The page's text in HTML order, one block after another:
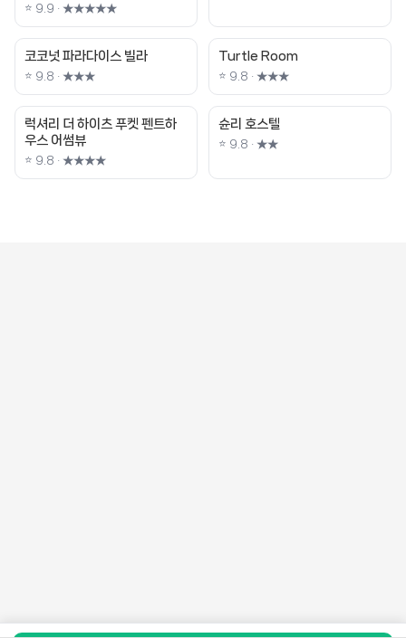
⭐ 9.9 · ★★★★★
코코넛 파라다이스 빌라
⭐ 9.8 · ★★★
Turtle Room
⭐ 9.8 · ★★★
럭셔리 더 하이츠 푸켓 펜트하
우스 어썸뷰
⭐ 9.8 · ★★★★
슌리 호스텔
⭐ 9.8 · ★★